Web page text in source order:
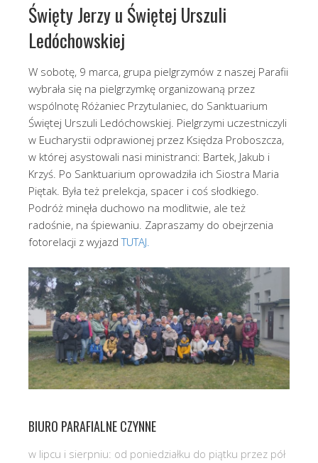
Święty Jerzy u Świętej Urszuli
Ledóchowskiej
W sobotę, 9 marca, grupa pielgrzymów z naszej Parafii
wybrała się na pielgrzymkę organizowaną przez
wspólnotę Różaniec Przytulaniec, do Sanktuarium
Świętej Urszuli Ledóchowskiej. Pielgrzymi uczestniczyli
w Eucharystii odprawionej przez Księdza Proboszcza,
w której asystowali nasi ministranci: Bartek, Jakub i
Krzyś. Po Sanktuarium oprowadziła ich Siostra Maria
Piętak. Była też prelekcja, spacer i coś słodkiego.
Podróż minęła duchowo na modlitwie, ale też
radośnie, na śpiewaniu. Zapraszamy do obejrzenia
fotorelacji z wyjazdTUTAJ.
BIURO PARAFIALNE CZYNNE
w lipcu i sierpniu: od poniedziałku do piątku przez pół